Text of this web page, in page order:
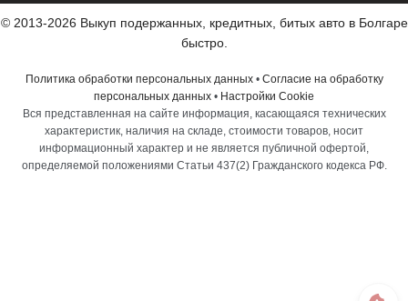
© 2013-2026 Выкуп подержанных, кредитных, битых авто в Болгаре
быстро.
Политика обработки персональных данных• Согласие на обработку
персональных данных • Настройки Cookie
Вся представленная на сайте информация, касающаяся технических
характеристик, наличия на складе, стоимости товаров, носит
информационный характер и не является публичной офертой,
определяемой положениями Статьи 437(2) Гражданского кодекса РФ.